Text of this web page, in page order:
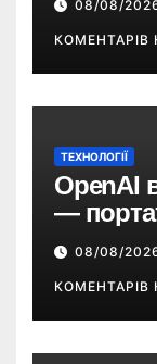
групи
08/08/
КОМЕНТАРІВ
ТЕХНОЛОГІЇ
OpenAI
—
понад
08/08/
КОМЕНТАРІВ